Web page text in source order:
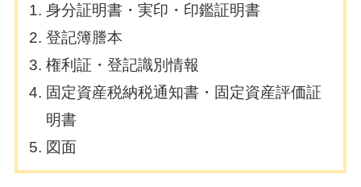
身分証明書・実印・印鑑証明書
登記簿謄本
権利証・登記識別情報
固定資産税納税通知書・固定資産評価証
明書
図面